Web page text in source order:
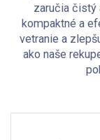
zaručia čistý
kompaktné a
vetranie a
ako naše